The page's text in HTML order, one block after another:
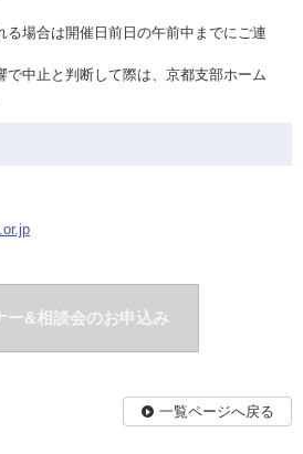
場合は開催日前日の午前中までにご連
中止と判断して際は、京都支部ホーム
ー&相談会のお申込み
一覧ページへ戻る